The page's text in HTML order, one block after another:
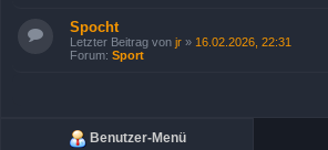
Spocht
Letzter Beitrag von jr » 16.02.2026, 22:31
Forum: Sport
Benutzer-Menü